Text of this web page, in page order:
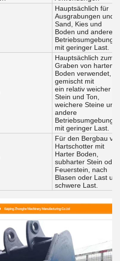
Hauptsächlich für
Ausgrabungen und
Sand, Kies und
Boden und andere
mit geringer Last.
Hauptsächlich zum
Graben von hartem
Boden verwendet,
gemischt mit
ein relativ weicher
Stein und Ton,
weichere Steine und
andere
mit geringer Last.
Für den Bergbau
Hartschotter mit
Harter Boden,
subharter Stein oder
Feuerstein, nach
Blasen oder Last
schwere Last.